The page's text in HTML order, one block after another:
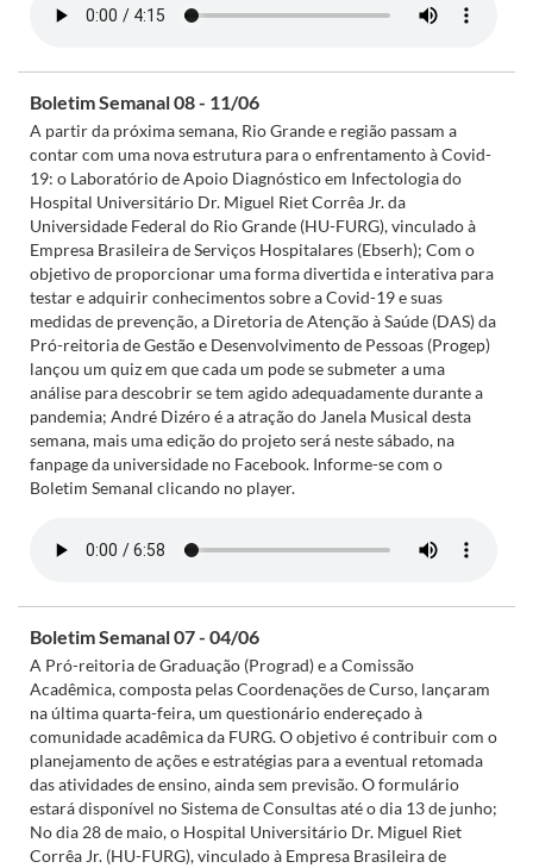
Boletim Semanal 08 - 11/06
A partir da próxima semana, Rio Grande e região passam a
contar com uma nova estrutura para o enfrentamento à Covid-
19: o Laboratório de Apoio Diagnóstico em Infectologia do
Hospital Universitário Dr. Miguel Riet Corrêa Jr. da
Universidade Federal do Rio Grande (HU-FURG), vinculado à
Empresa Brasileira de Serviços Hospitalares (Ebserh); Com o
objetivo de proporcionar uma forma divertida e interativa para
testar e adquirir conhecimentos sobre a Covid-19 e suas
medidas de prevenção, a Diretoria de Atenção à Saúde (DAS) da
Pró-reitoria de Gestão e Desenvolvimento de Pessoas (Progep)
lançou um quiz em que cada um pode se submeter a uma
análise para descobrir se tem agido adequadamente durante a
pandemia; André Dizéro é a atração do Janela Musical desta
semana, mais uma edição do projeto será neste sábado, na
fanpage da universidade no Facebook. Informe-se com o
Boletim Semanal clicando no player.
Boletim Semanal 07 - 04/06
A Pró-reitoria de Graduação (Prograd) e a Comissão
Acadêmica, composta pelas Coordenações de Curso, lançaram
na última quarta-feira, um questionário endereçado à
comunidade acadêmica da FURG. O objetivo é contribuir com o
planejamento de ações e estratégias para a eventual retomada
das atividades de ensino, ainda sem previsão. O formulário
estará disponível no Sistema de Consultas até o dia 13 de junho;
No dia 28 de maio, o Hospital Universitário Dr. Miguel Riet
Corrêa Jr. (HU-FURG), vinculado à Empresa Brasileira de